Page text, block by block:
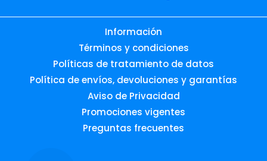
Información
Términos y condiciones
Políticas de tratamiento de datos
Política de envíos, devoluciones y garantías
Aviso de Privacidad
Promociones vigentes
Preguntas frecuentes